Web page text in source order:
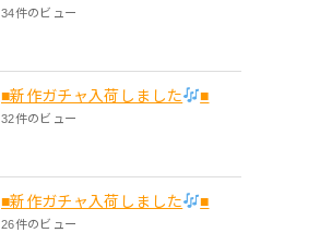
34件のビュー
■新作ガチャ入荷しました ■
32件のビュー
■新作ガチャ入荷しました ■
26件のビュー